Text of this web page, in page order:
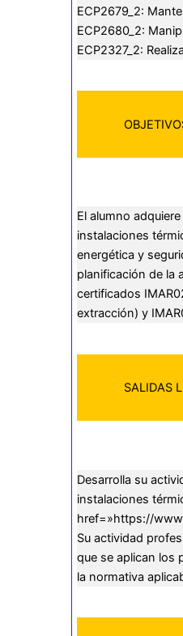
ECP2679_2:
ECP2680_2:
ECP2327_2:
El alumno
instalaciones
energética y
planificación de la
certificados
extracción) y
SALIDAS
Desarrolla su
instalaciones
href=»https://
Su actividad
que se aplican los
la normativa